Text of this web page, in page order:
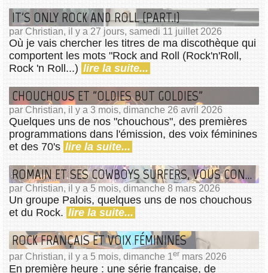
IT'S ONLY ROCK AND ROLL (PART.1)
par Christian, il y a 27 jours, samedi 11 juillet 2026
Où je vais chercher les titres de ma discothèque qui
comportent les mots "Rock and Roll (Rock'n'Roll,
Rock 'n Roll...) lire la suite...
CHOUCHOUS ET "OLDIES BUT GOLDIES"
par Christian, il y a 3 mois, dimanche 26 avril 2026
Quelques uns de nos "chouchous", des premières
programmations dans l'émission, des voix féminines
et des 70's lire la suite...
ROMAIN ET SES COWBOYS SURFERS, VOUS CONNAISSEZ ?
par Christian, il y a 5 mois, dimanche 8 mars 2026
Un groupe Palois, quelques uns de nos chouchous
et du Rock. lire la suite...
ROCK FRANÇAIS ET VOIX FÉMININES
par Christian, il y a 5 mois, dimanche 1er mars 2026
En première heure : une série française, de